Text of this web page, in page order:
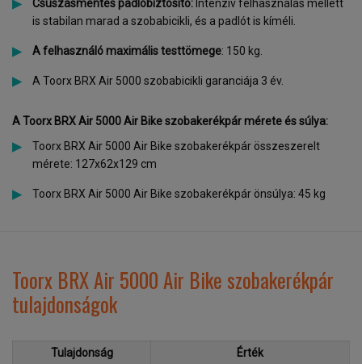
Csúszásmentes padlóbiztosító: Intenzív felhasználás mellett
is stabilan marad a szobabicikli, és a padlót is kíméli.
A felhasználó maximális testtömege: 150 kg.
A Toorx BRX Air 5000 szobabicikli garanciája 3 év.
A Toorx BRX Air 5000 Air Bike szobakerékpár mérete és súlya:
Toorx BRX Air 5000 Air Bike szobakerékpár összeszerelt
mérete: 127x62x129 cm
Toorx BRX Air 5000 Air Bike szobakerékpár önsúlya: 45 kg
Toorx BRX Air 5000 Air Bike szobakerékpár
tulajdonságok
Tulajdonság Érték